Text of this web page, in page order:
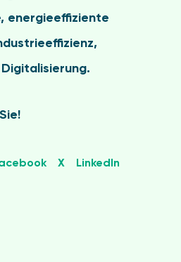
energieeffiziente
X LinkedIn